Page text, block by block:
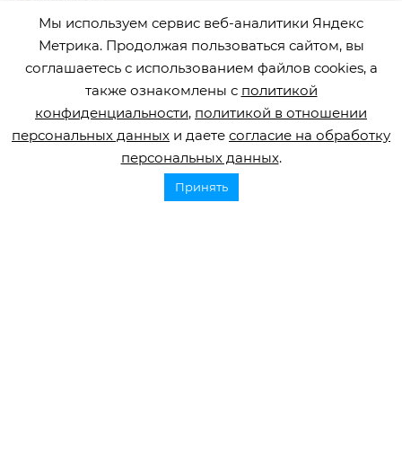
«Важно не останавливаться»: как Светлана нашла
новое призвание после инсульта
После инсульта Светлана Дашиева была вынуждена полностью
изменить свою жизнь. Она оставила прежнюю профессию и
Мы используем сервис веб-аналитики Яндекс
Метрика. Продолжая пользоваться сайтом, вы
соглашаетесь с использованием файлов cookies, а
также ознакомлены с политикой
конфиденциальности, политикой в отношении
персональных данных и даете согласие на обработку
персональных данных.
Принять